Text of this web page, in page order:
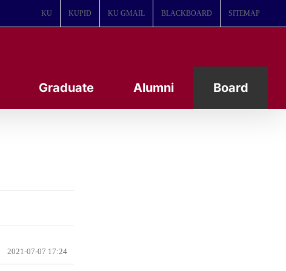
KU KUPID KU GMAIL BLACKBOARD SITEMAP
Graduate Alumni Board
2021-07-07 17:24